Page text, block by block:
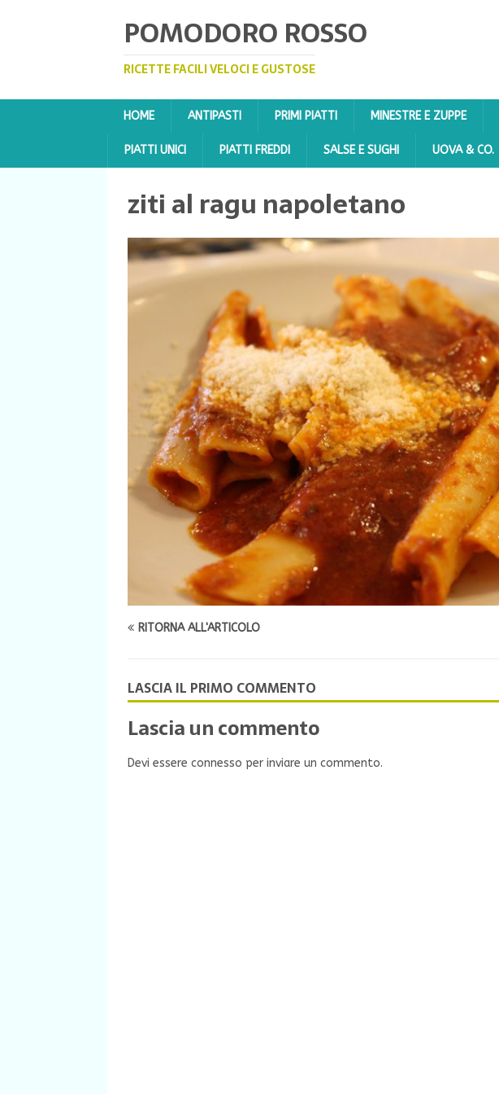
POMODORO ROSSO
RICETTE FACILI VELOCI E GUSTOSE
HOME ANTIPASTI PRIMI PIATTI MINESTRE E ZUPPE
PIATTI UNICI PIATTI FREDDI SALSE E SUGHI UOVA & CO.
ziti al ragu napoletano
RITORNA ALL'ARTICOLO
LASCIA IL PRIMO COMMENTO
Lascia un commento
Devi essere connesso per inviare un commento.